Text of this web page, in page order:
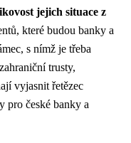
jejich situace z
které budou banky a
s nímž je třeba
trusty,
vyjasnit řetězec
pro české banky a